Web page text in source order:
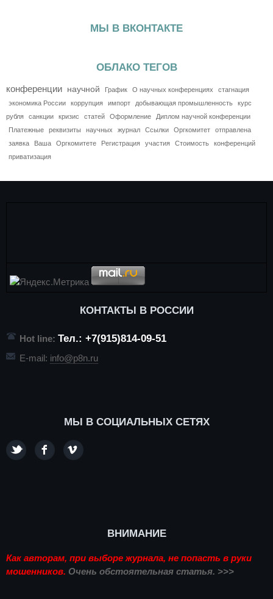
МЫ В ВКОНТАКТЕ
ОБЛАКО ТЕГОВ
конференции научной График О научных конференциях
стагнация
экономика России
коррупция импорт добывающая промышленность
курс
рубля
санкции кризис статей Оформление
Диплом научной конференции
Платежные
реквизиты научных журнал Ссылки Оргкомитет
отправлена
заявка
Ваша Оргкомитете Регистрация участия Стоимость
конференций
приватизация
КОНТАКТЫ В РОССИИ
Hot line: Тел.: +7(915)814-09-51
E-mail: info@p8n.ru
МЫ В СОЦИАЛЬНЫХ СЕТЯХ
ВНИМАНИЕ
Как авторам, при выборе журнала, не попасть в руки
мошенников. Очень обстоятельная статья. >>>